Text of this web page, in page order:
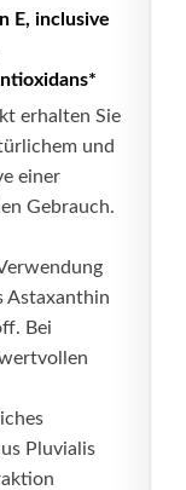
E, inclusive
erhalten Sie
und
einer
Gebrauch.
Astaxanthin
Bei
Pluvialis